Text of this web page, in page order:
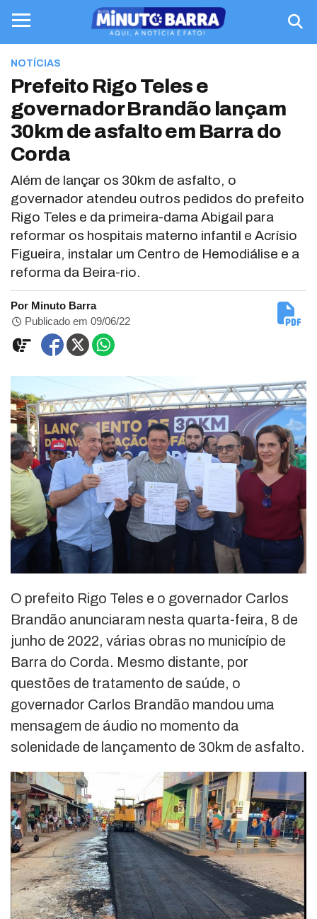
NOTÍCIAS
Prefeito Rigo Teles e
governador Brandão lançam
30km de asfalto em Barra do
Corda
Além de lançar os 30km de asfalto, o
governador atendeu outros pedidos do prefeito
Rigo Teles e da primeira-dama Abigail para
reformar os hospitais materno infantil e Acrísio
Figueira, instalar um Centro de Hemodiálise e a
reforma da Beira-rio.
Por Minuto Barra
Publicado em 09/06/22
O prefeito Rigo Teles e o governador Carlos
Brandão anunciaram nesta quarta-feira, 8 de
junho de 2022, várias obras no município de
Barra do Corda. Mesmo distante, por
questões de tratamento de saúde, o
governador Carlos Brandão mandou uma
mensagem de áudio no momento da
solenidade de lançamento de 30km de asfalto.